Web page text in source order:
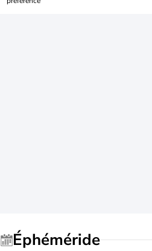
Éphéméride